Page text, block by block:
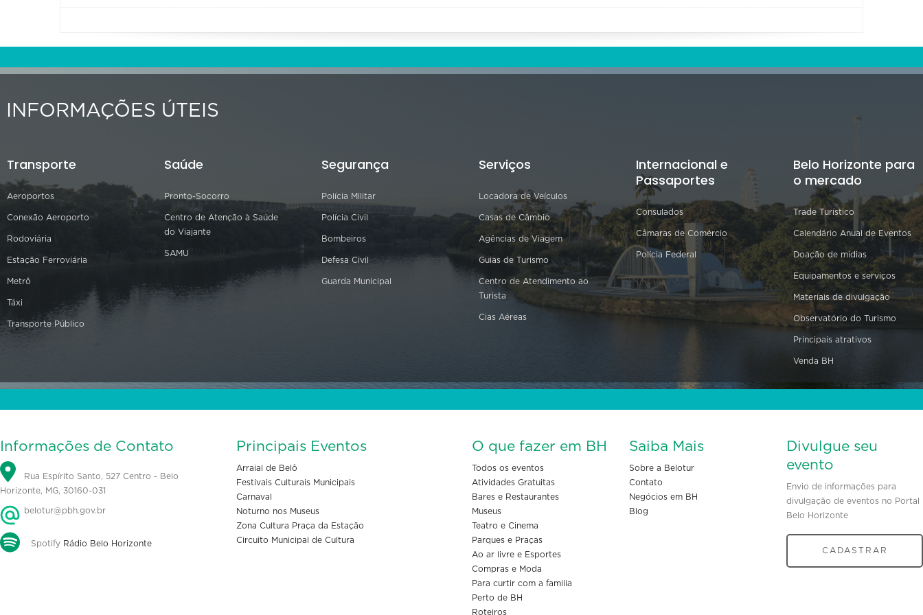
INFORMAÇÕES ÚTEIS
Transporte
Aeroportos
Conexão Aeroporto
Rodoviária
Estação Ferroviária
Metrô
Táxi
Transporte Público
Saúde
Pronto-Socorro
Centro de Atenção à Saúde
do Viajante
SAMU
Segurança
Polícia Militar
Polícia Civil
Bombeiros
Defesa Civil
Guarda Municipal
Serviços
Locadora de Veículos
Casas de Câmbio
Agências de Viagem
Guias de Turismo
Centro de Atendimento ao
Turista
Cias Aéreas
Internacional e
Passaportes
Consulados
Câmaras de Comércio
Polícia Federal
Belo Horizonte para
o mercado
Trade Turístico
Calendário Anual de Eventos
Doação de mídias
Equipamentos e serviços
Materiais de divulgação
Observatório do Turismo
Principais atrativos
Venda BH
Informações de Contato
Rua Espírito Santo, 527 Centro - Belo
Horizonte, MG, 30160-031
belotur@pbh.gov.br
Spotify Rádio Belo Horizonte
Principais Eventos
Arraial de Belô
Festivais Culturais Municipais
Carnaval
Noturno nos Museus
Zona Cultura Praça da Estação
Circuito Municipal de Cultura
O que fazer em BH
Todos os eventos
Atividades Gratuitas
Bares e Restaurantes
Museus
Teatro e Cinema
Parques e Praças
Ao ar livre e Esportes
Compras e Moda
Para curtir com a familia
Perto de BH
Roteiros
Saiba Mais
Sobre a Belotur
Contato
Negócios em BH
Blog
Divulgue seu
evento
Envio de informações para
divulgação de eventos no Portal
Belo Horizonte
CADASTRAR